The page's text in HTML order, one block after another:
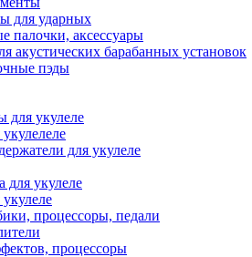
для ударных
палочки, аксессуары
акустических барабанных установок
пэды
для укулеле
для укулеле
для укулеле
процессоры, педали
процессоры